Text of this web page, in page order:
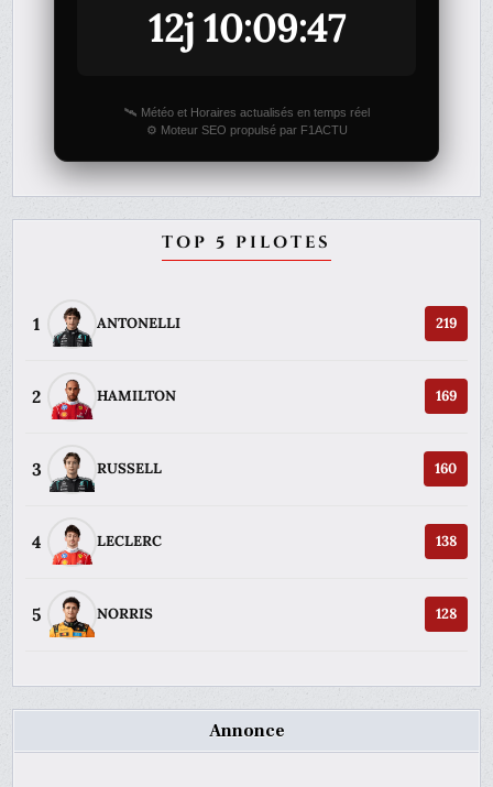
12j 10:09:47
🛰️ Météo et Horaires actualisés en temps réel
⚙️ Moteur SEO propulsé par F1ACTU
TOP 5 PILOTES
1 ANTONELLI 219
2 HAMILTON 169
3 RUSSELL 160
4 LECLERC 138
5 NORRIS 128
Annonce